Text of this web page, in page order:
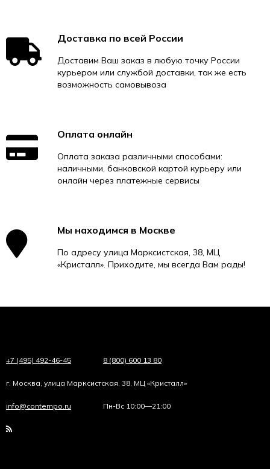
Доставка по всей России
Доставим Ваш заказ в любую точку России
курьером или службой доставки, так же есть
возможность самовывоза
Оплата онлайн
Оплата заказа различными способами:
наличными, банковской картой курьеру или
онлайн через платежные сервисы
Мы находимся в Москве
По адресу улица Марксистская, 38, МЦ
«Кристалл». Приходите, мы всегда Вам рады!
+7 (495) 492-46-45 8 (800) 600 13 80
г. Москва, улица Марксистская, 38, МЦ «Кристалл»
info@contempo.ru Пн-Вс 10:00—21:00